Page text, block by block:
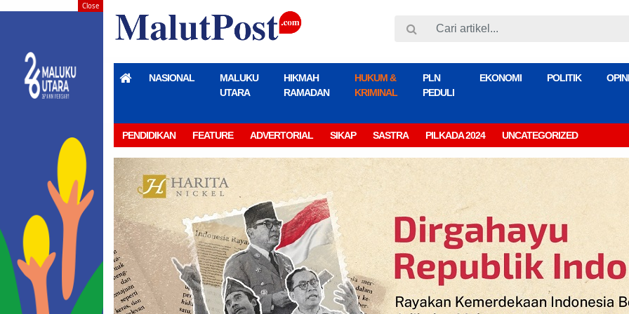
NASIONAL
MALUKU
UTARA
HIKMAH
RAMADAN
HUKUM &
KRIMINAL
PLN
PEDULI
EKONOMI POLITIK OPINI
PENDIDIKAN FEATURE ADVERTORIAL SIKAP SASTRA PILKADA 2024 UNCATEGORIZED
Close